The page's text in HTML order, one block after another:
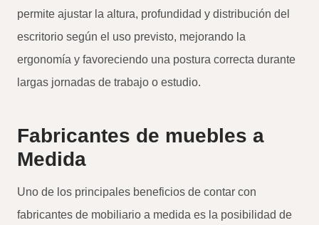
permite ajustar la altura, profundidad y distribución del
escritorio según el uso previsto, mejorando la
ergonomía y favoreciendo una postura correcta durante
largas jornadas de trabajo o estudio.
Fabricantes de muebles a
Medida
Uno de los principales beneficios de contar con
fabricantes de mobiliario a medida es la posibilidad de